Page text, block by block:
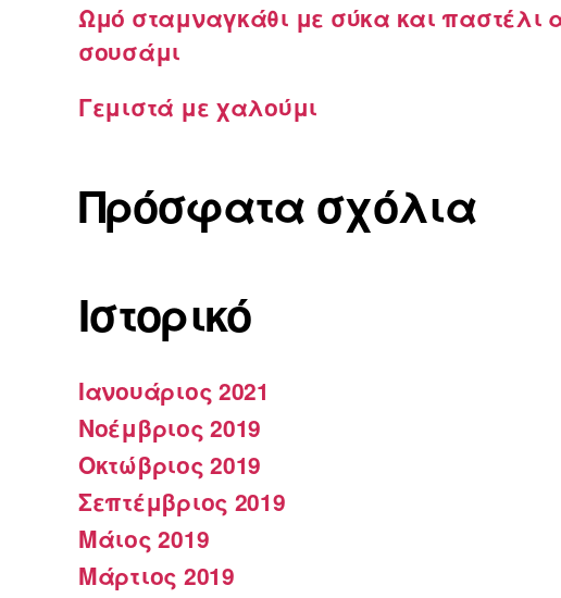
Ωμό σταμναγκάθι με σύκα και παστέλι
σουσάμι
Γεμιστά με χαλούμι
Πρόσφατα σχόλια
Ιστορικό
Ιανουάριος 2021
Νοέμβριος 2019
Οκτώβριος 2019
Σεπτέμβριος 2019
Μάιος 2019
Μάρτιος 2019